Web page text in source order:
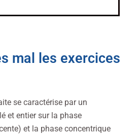
mal les exercices
se caractérise par un
et entier sur la phase
et la phase concentrique